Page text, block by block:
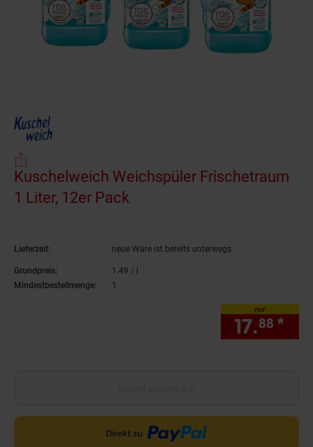
Kuschelweich Weichspüler Frischetraum
1 Liter, 12er Pack
Lieferzeit: neue Ware ist bereits unterwegs
Grundpreis: 1.49 / l
Mindestbestellmenge:
1
nur
17.88 *